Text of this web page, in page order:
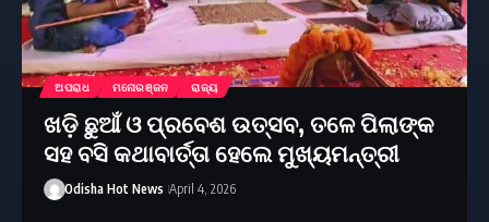
ଅପରାଧ ମନୋରଞ୍ଜନ ରାଜ୍ୟ
ଖଡ଼ି ଛୁଆଁ ଓ ପ୍ରବେଶ ଉତ୍ସବ, ତଳେ ପିଲାଙ୍କ
ସହ ବସି କଥାବାର୍ତ୍ତା ହେଲେ ମୁଖ୍ୟମନ୍ତ୍ରୀ
Odisha Hot News April 4, 2026